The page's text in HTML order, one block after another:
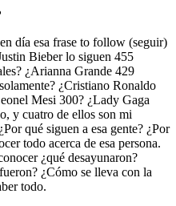
día esa frase to follow (seguir)
Bieber lo siguen 455
¿Arianna Grande 429
¿Cristiano Ronaldo
Mesi 300? ¿Lady Gaga
y cuatro de ellos son mi
qué siguen a esa gente? ¿Por
todo acerca de esa persona.
¿qué desayunaron?
¿Cómo se lleva con la
todo.